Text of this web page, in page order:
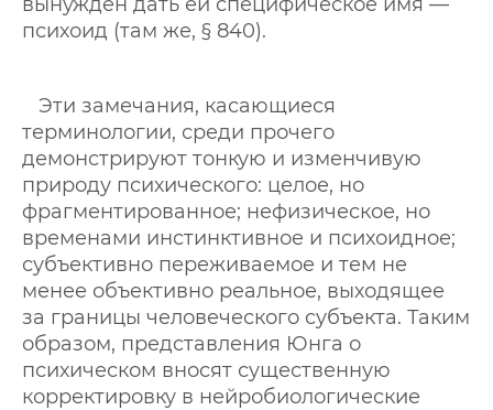
психоид (там же, § 840).
Эти замечания, касающиеся
терминологии, среди прочего
демонстрируют тонкую и изменчивую
природу психического: целое, но
фрагментированное; нефизическое, но
временами инстинктивное и психоидное;
субъективно переживаемое и тем не
менее объективно реальное, выходящее
за границы человеческого субъекта. Таким
образом, представления Юнга о
психическом вносят существенную
корректировку в нейробиологические